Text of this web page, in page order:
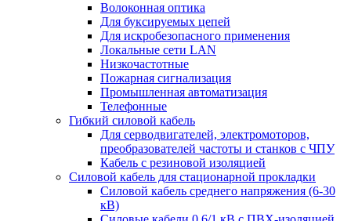
Волоконная оптика
Для буксируемых цепей
Для искробезопасного применения
Локальные сети LAN
Низкочастотные
Пожарная сигнализация
Промышленная автоматизация
Телефонные
Гибкий силовой кабель
Для серводвигателей, электромоторов,
преобразователей частоты и станков с ЧПУ
Кабель с резиновой изоляцией
Силовой кабель для стационарной прокладки
Силовой кабель среднего напряжения (6-30
кВ)